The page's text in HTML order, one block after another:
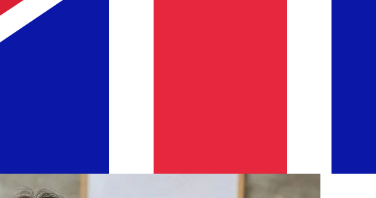
兌換 USD 匯率。 英國鎊 的貨幣代碼為 GBP。 貨幣符號為 £。